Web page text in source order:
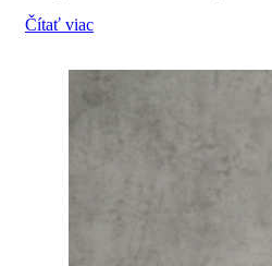
Čítať viac